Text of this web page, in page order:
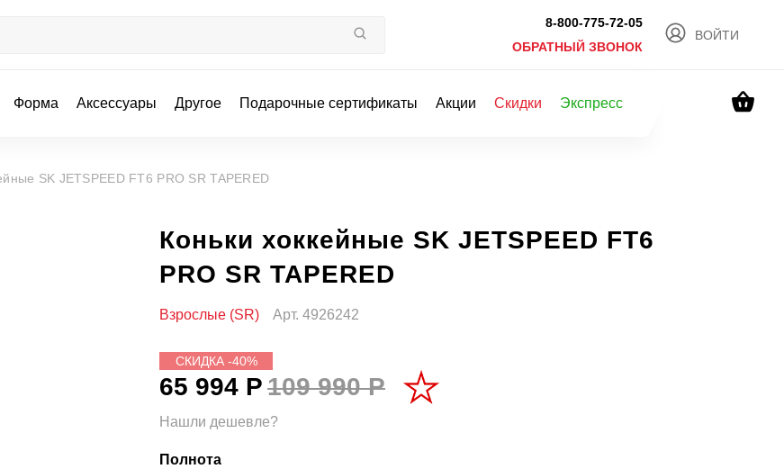
8-800-775-72-05
ОБРАТНЫЙ ЗВОНОК
ВОЙТИ
Форма Аксессуары Другое Подарочные сертификаты Акции Скидки Экспресс
SK JETSPEED FT6 PRO SR TAPERED
Коньки хоккейные SK JETSPEED FT6
PRO SR TAPERED
Взрослые (SR) Арт. 4926242
СКИДКА -40%
65 994 Р109 990 Р
Нашли дешевле?
Полнота